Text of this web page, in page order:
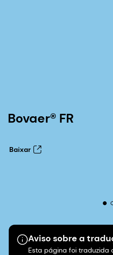
Aviso sobre a
Esta página foi traduzida